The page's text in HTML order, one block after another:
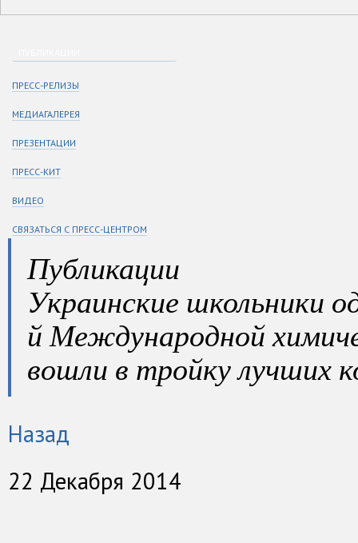
ПРЕСС-РЕЛИЗЫ
МЕДИАГАЛЕРЕЯ
ПРЕЗЕНТАЦИИ
ПРЕСС-КИТ
ВИДЕО
СВЯЗАТЬСЯ С ПРЕСС-ЦЕНТРОМ
Публикации
Украинские школьники
й Международной
вошли в тройку лучших
Назад
22 Декабря 2014